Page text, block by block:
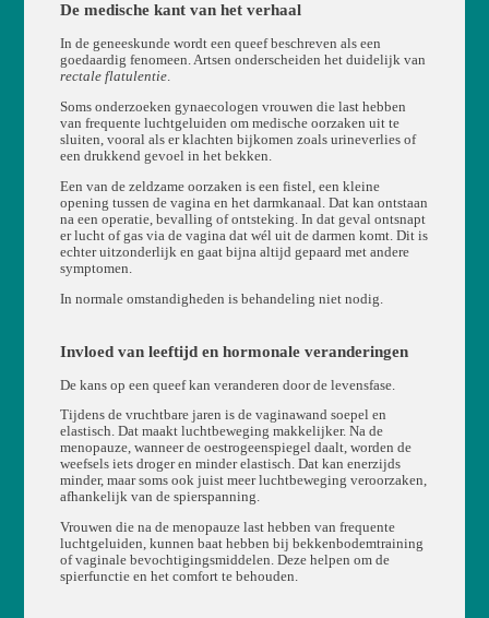
De medische kant van het verhaal
In de geneeskunde wordt een queef beschreven als een
goedaardig fenomeen. Artsen onderscheiden het duidelijk van
rectale flatulentie.
Soms onderzoeken gynaecologen vrouwen die last hebben
van frequente luchtgeluiden om medische oorzaken uit te
sluiten, vooral als er klachten bijkomen zoals urineverlies of
een drukkend gevoel in het bekken.
Een van de zeldzame oorzaken is een fistel, een kleine
opening tussen de vagina en het darmkanaal. Dat kan ontstaan
na een operatie, bevalling of ontsteking. In dat geval ontsnapt
er lucht of gas via de vagina dat wél uit de darmen komt. Dit is
echter uitzonderlijk en gaat bijna altijd gepaard met andere
symptomen.
In normale omstandigheden is behandeling niet nodig.
Invloed van leeftijd en hormonale veranderingen
De kans op een queef kan veranderen door de levensfase.
Tijdens de vruchtbare jaren is de vaginawand soepel en
elastisch. Dat maakt luchtbeweging makkelijker. Na de
menopauze, wanneer de oestrogeenspiegel daalt, worden de
weefsels iets droger en minder elastisch. Dat kan enerzijds
minder, maar soms ook juist meer luchtbeweging veroorzaken,
afhankelijk van de spierspanning.
Vrouwen die na de menopauze last hebben van frequente
luchtgeluiden, kunnen baat hebben bij bekkenbodemtraining
of vaginale bevochtigingsmiddelen. Deze helpen om de
spierfunctie en het comfort te behouden.